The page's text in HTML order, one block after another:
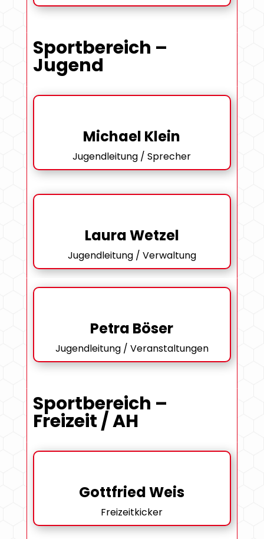
Sportbereich –
Jugend
Michael Klein
Jugendleitung / Sprecher
Laura Wetzel
Jugendleitung / Verwaltung
Petra Böser
Jugendleitung / Veranstaltungen
Sportbereich –
Freizeit / AH
Gottfried Weis
Freizeitkicker